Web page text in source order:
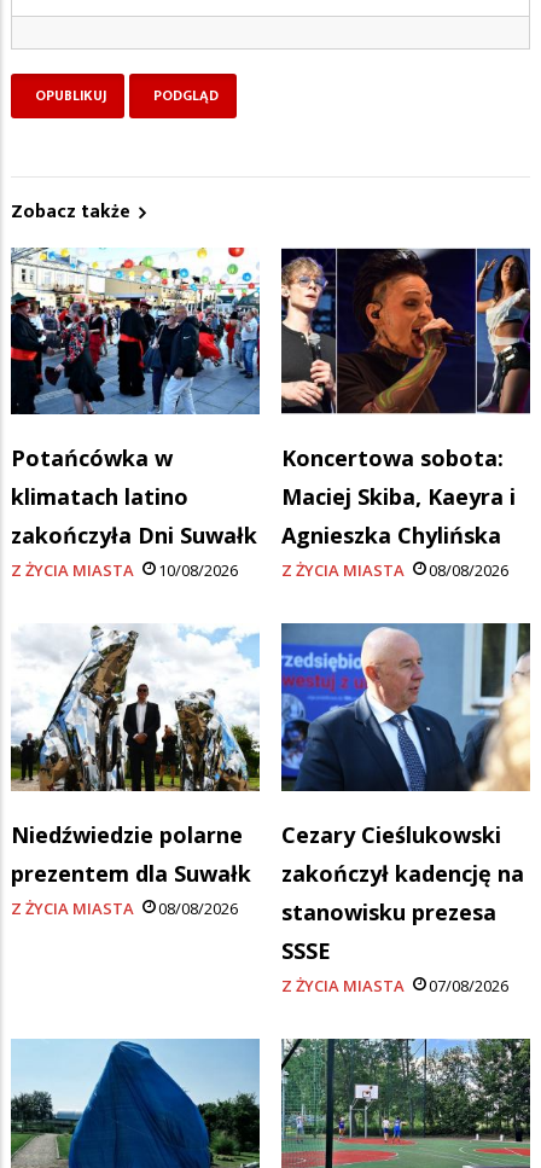
Zobacz także
Potańcówka w
klimatach latino
zakończyła Dni Suwałk
Z ŻYCIA MIASTA 10/08/2026
Koncertowa sobota:
Maciej Skiba, Kaeyra i
Agnieszka Chylińska
Z ŻYCIA MIASTA 08/08/2026
Niedźwiedzie polarne
prezentem dla Suwałk
Z ŻYCIA MIASTA 08/08/2026
Cezary Cieślukowski
zakończył kadencję na
stanowisku prezesa
SSSE
Z ŻYCIA MIASTA 07/08/2026